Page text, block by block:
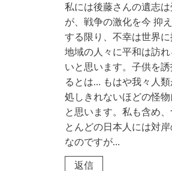
私には後藤さんの遺志
が、戦争の激化を今 抑
する限り、不幸は世界
地域の人々に平和は訪
いと思います。子供を
るとは… もはや我々人
処しきれないほどの怪
と思います。私も含め
とんどの日本人には対
なのですが…
返信